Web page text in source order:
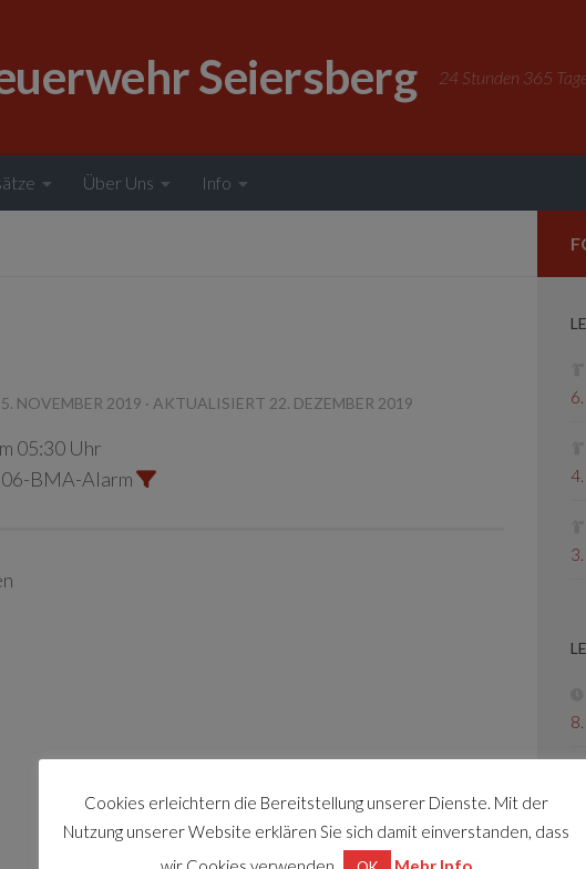
Seiersberg 24 Stunden 365
Über Uns Info
NOVEMBER 2019 · AKTUALISIERT 22. DEZEMBER 2019
05:30 Uhr
BMA-Alarm
Cookies erleichtern die Bereitstellung unserer Dienste. Mit der
Nutzung unserer Website erklären Sie sich damit einverstanden, dass